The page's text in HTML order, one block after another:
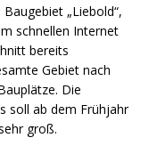
„Liebold“,
schnellen Internet
bereits
Gebiet nach
Die
soll ab dem Frühjahr
groß.